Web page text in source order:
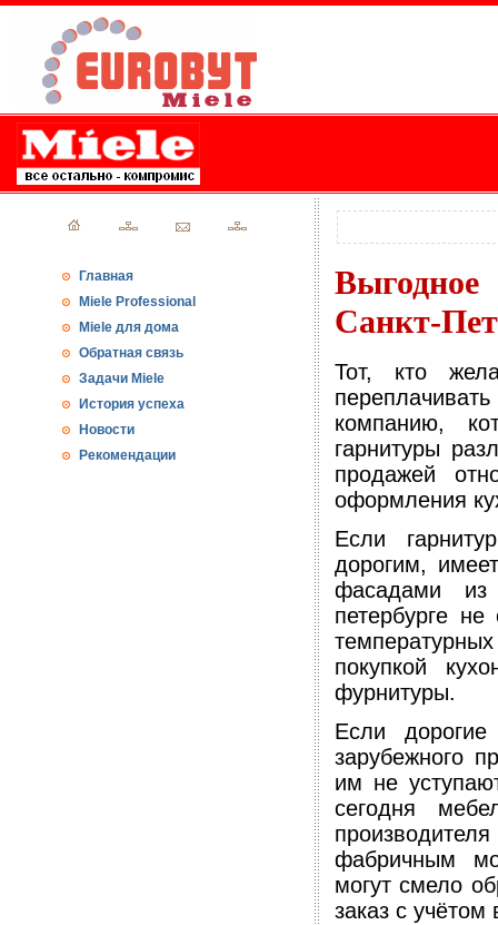
Главная
Miele Professional
Miele для дома
Обратная связь
Задачи Miele
История успеха
Новости
Рекомендации
Санкт-
Тот, кто
компанию,
гарнитуры
продажей
оформления
Если
дорогим,
фасадами из
петербурге
покупкой
фурнитуры.
Если
зарубежного
им не
сегодня
фабричным
могут смело
заказ с учётом